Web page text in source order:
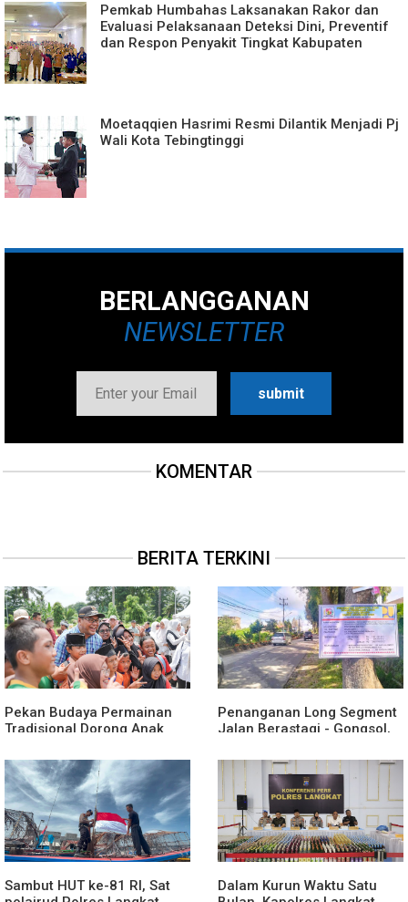
Pemkab Humbahas Laksanakan Rakor dan
Evaluasi Pelaksanaan Deteksi Dini, Preventif
dan Respon Penyakit Tingkat Kabupaten
Moetaqqien Hasrimi Resmi Dilantik Menjadi Pj
Wali Kota Tebingtinggi
BERLANGGANAN
NEWSLETTER
KOMENTAR
BERITA TERKINI
Pekan Budaya Permainan
Tradisional Dorong Anak
Ketergantungan Gadget
Penanganan Long Segment
Jalan Berastagi - Gongsol,
Tingkatkan Kenyamanan
Akses Wisata, Pertanian dan
Perekonomian
Sambut HUT ke-81 RI, Sat
Dalam Kurun Waktu Satu